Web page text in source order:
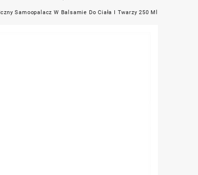
Samoopalacz W Balsamie Do Ciała I Twarzy 250 Ml